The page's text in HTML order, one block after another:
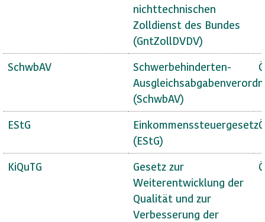
nichttechnischen
Zolldienst des Bundes
(GntZollDVDV)
SchwbAV
Schwerbehinderten-
(SchwbAV)
EStG
Einkommenssteuergesetz
(EStG)
KiQuTG
Gesetz zur
Weiterentwicklung der
Qualität und zur
Verbesserung der